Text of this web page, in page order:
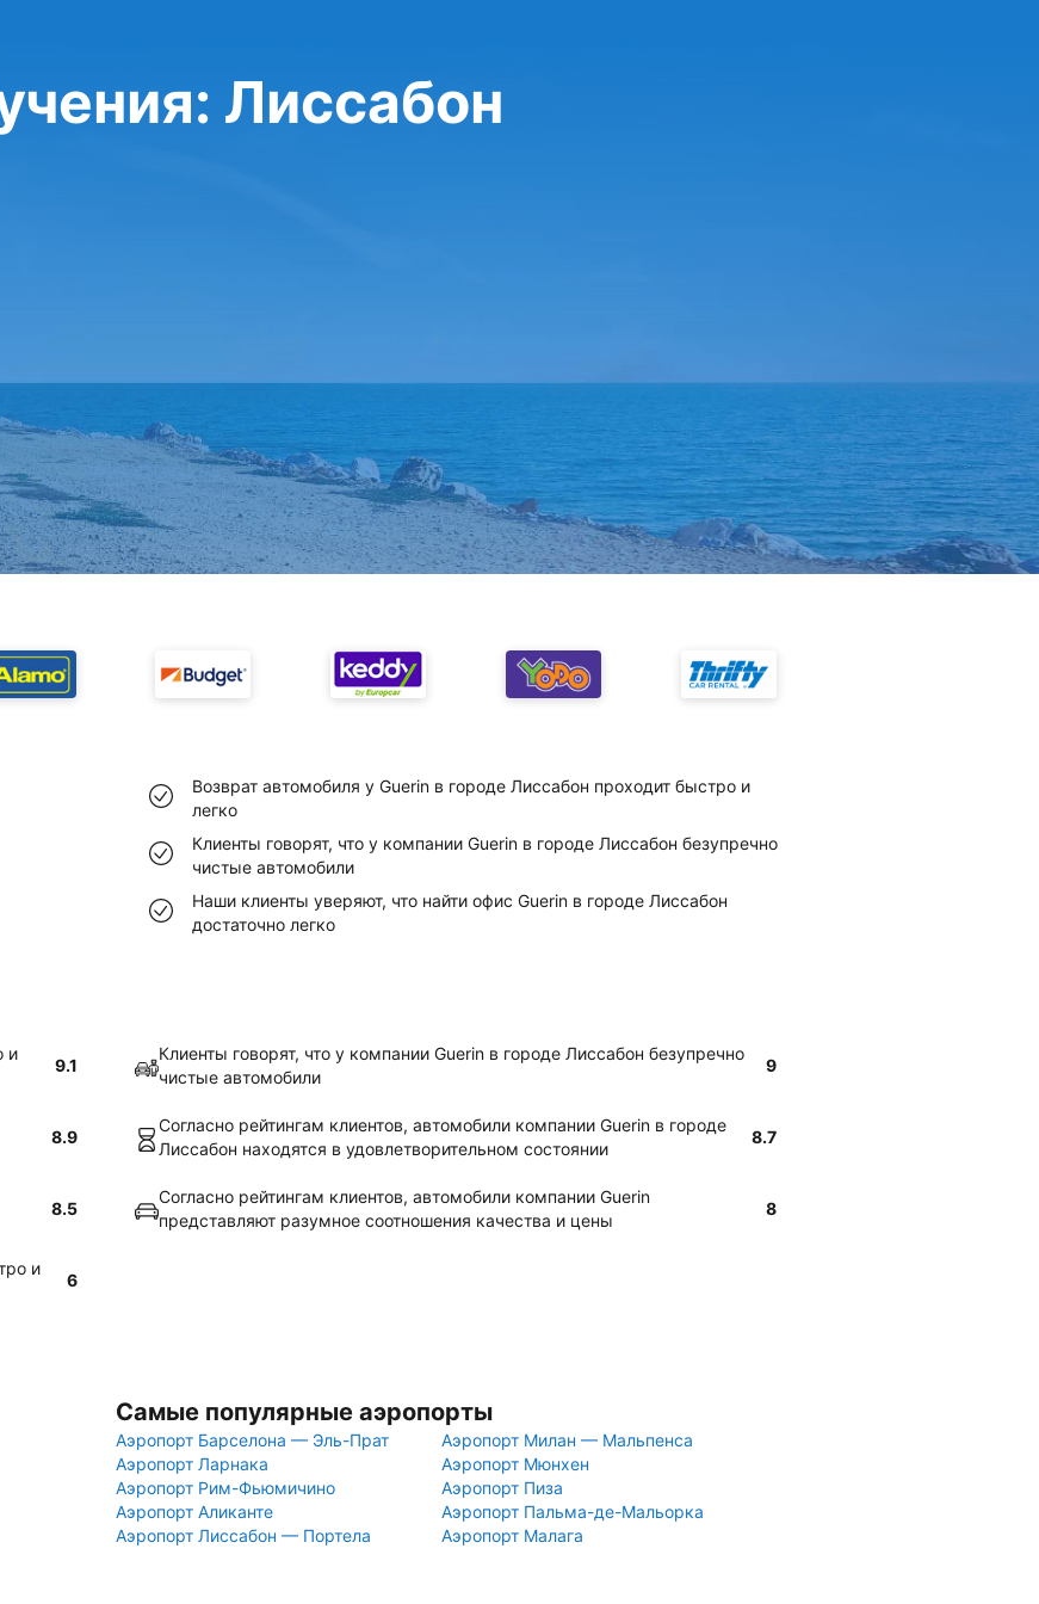
Лиссабон
Возврат автомобиля у Guerin в городе Лиссабон проходит быстро и
легко
Клиенты говорят, что у компании Guerin в городе Лиссабон безупречно
чистые автомобили
Наши клиенты уверяют, что найти офис Guerin в городе Лиссабон
достаточно легко
и
9.1
Клиенты говорят, что у компании Guerin в городе Лиссабон безупречно
чистые автомобили
9
8.9
Согласно рейтингам клиентов, автомобили компании Guerin в городе
Лиссабон находятся в удовлетворительном состоянии
8.7
8.5
Согласно рейтингам клиентов, автомобили компании Guerin
представляют разумное соотношения качества и цены
8
и
6
Самые популярные аэропорты
Аэропорт Барселона — Эль-Прат
Аэропорт Милан — Мальпенса
Аэропорт Ларнака
Аэропорт Мюнхен
Аэропорт Рим-Фьюмичино
Аэропорт Пиза
Аэропорт Аликанте
Аэропорт Пальма-де-Мальорка
Аэропорт Лиссабон — Портела
Аэропорт Малага